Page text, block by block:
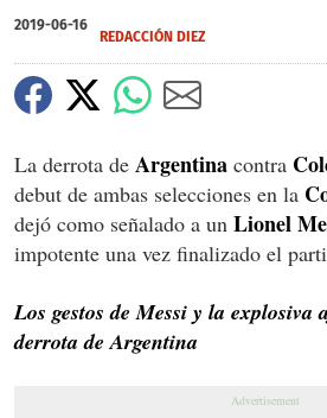
2019-06-16
REDACCIÓN DIEZ
La derrota de Argentina contra
debut de ambas selecciones en la
dejó como señalado a un Lionel
impotente una vez finalizado el
Los gestos de Messi y la explosiva
derrota de Argentina